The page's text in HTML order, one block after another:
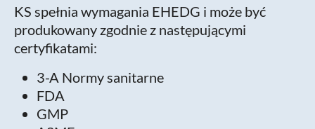
KS spełnia wymagania EHEDG i może być
produkowany zgodnie z następującymi
certyfikatami:
3-A Normy sanitarne
FDA
GMP